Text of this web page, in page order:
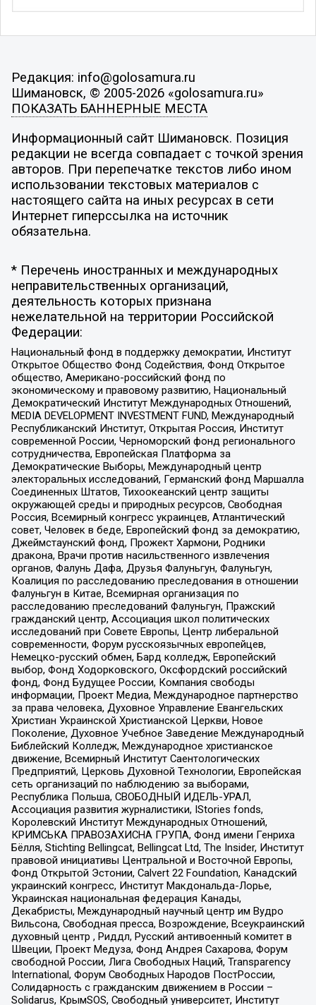
Редакция: info@golosamura.ru
Шимановск, © 2005-2026 «golosamura.ru»
ПОКАЗАТЬ БАННЕРНЫЕ МЕСТА
Информационный сайт Шимановск. Позиция
редакции не всегда совпадает с точкой зрения
авторов. При перепечатке текстов либо ином
использовании текстовых материалов с
настоящего сайта на иных ресурсах в сети
Интернет гиперссылка на источник
обязательна.
* Перечень иностранных и международных
неправительственных организаций,
деятельность которых признана
нежелательной на территории Российской
Федерации:
Национальный фонд в поддержку демократии, Институт
Открытое Общество Фонд Содействия, Фонд Открытое
общество, Американо-российский фонд по
экономическому и правовому развитию, Национальный
Демократический Институт Международных Отношений,
MEDIA DEVELOPMENT INVESTMENT FUND, Международный
Республиканский Институт, Открытая Россия, Институт
современной России, Черноморский фонд регионального
сотрудничества, Европейская Платформа за
Демократические Выборы, Международный центр
электоральных исследований, Германский фонд Маршалла
Соединенных Штатов, Тихоокеанский центр защиты
окружающей среды и природных ресурсов, Свободная
Россия, Всемирный конгресс украинцев, Атлантический
совет, Человек в беде, Европейский фонд за демократию,
Джеймстаунский фонд, Прожект Хармони, Родники
дракона, Врачи против насильственного извлечения
органов, Фалунь Дафа, Друзья Фалуньгун, Фалуньгун,
Коалиция по расследованию преследования в отношении
Фалуньгун в Китае, Всемирная организация по
расследованию преследований Фалуньгун, Пражский
гражданский центр, Ассоциация школ политических
исследований при Совете Европы, Центр либеральной
современности, Форум русскоязычных европейцев,
Немецко-русский обмен, Бард колледж, Европейский
выбор, Фонд Ходорковского, Оксфордский российский
фонд, Фонд Будущее России, Компания свободы
информации, Проект Медиа, Международное партнерство
за права человека, Духовное Управление Евангельских
Христиан Украинской Христианской Церкви, Новое
Поколение, Духовное Учебное Заведение Международный
Библейский Колледж, Международное христианское
движение, Всемирный Институт Саентологических
Предприятий, Церковь Духовной Технологии, Европейская
сеть организаций по наблюдению за выборами,
Республика Польша, СВОБОДНЫЙ ИДЕЛЬ-УРАЛ,
Ассоциация развития журналистики, IStories fonds,
Королевский Институт Международных Отношений,
КРИМСЬКА ПРАВОЗАХИСНА ГРУПА, Фонд имени Генриха
Бёлля, Stichting Bellingcat, Bellingcat Ltd, The Insider, Институт
правовой инициативы Центральной и Восточной Европы,
Фонд Открытой Эстонии, Calvert 22 Foundation, Канадский
украинский конгресс, Институт Макдональда-Лорье,
Украинская национальная федерация Канады,
Декабристы, Международный научный центр им Вудро
Вильсона, Свободная пресса, Возрождение, Всеукраинский
духовный центр , Риддл, Русский антивоенный комитет в
Швеции, Проект Медуза, Фонд Андрея Сахарова, Форум
свободной России, Лига Свободных Наций, Transparеncy
International, Форум Свободных Народов ПостРоссии,
Солидарность с гражданским движением в России –
Solidarus, КрымSOS, Свободный университет, Институт